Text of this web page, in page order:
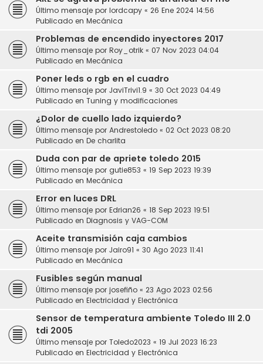
Último mensaje por lordcapy « 26 Ene 2024 14:56
Publicado en Mecánica
Problemas de encendido inyectores 2017
Último mensaje por Roy_otrik « 07 Nov 2023 04:04
Publicado en Mecánica
Poner leds o rgb en el cuadro
Último mensaje por JaviTrivi1.9 « 30 Oct 2023 04:49
Publicado en Tuning y modificaciones
¿Dolor de cuello lado izquierdo?
Último mensaje por Andrestoledo « 02 Oct 2023 08:20
Publicado en De charlita
Duda con par de apriete toledo 2015
Último mensaje por gutie853 « 19 Sep 2023 19:39
Publicado en Mecánica
Error en luces DRL
Último mensaje por Edrian26 « 18 Sep 2023 19:51
Publicado en Diagnosis y VAG-COM
Aceite transmisión caja cambios
Último mensaje por Jairo91 « 30 Ago 2023 11:41
Publicado en Mecánica
Fusibles según manual
Último mensaje por josefiño « 23 Ago 2023 02:56
Publicado en Electricidad y Electrónica
Sensor de temperatura ambiente Toledo III 2.0
tdi 2005
Último mensaje por Toledo2023 « 19 Jul 2023 16:23
Publicado en Electricidad y Electrónica